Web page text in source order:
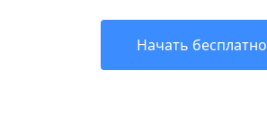
Начать бесплатно